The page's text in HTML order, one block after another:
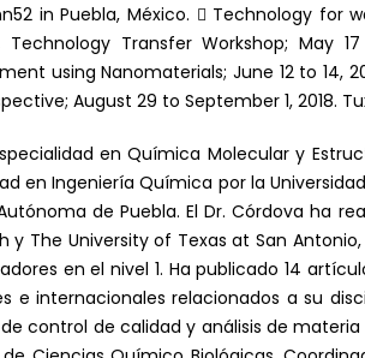
in Puebla, México.  Technology
Transfer Workshop; May 17
using Nanomaterials; June 12 to 14,
August 29 to September 1, 2018.
en Química Molecular y
en Ingeniería Química por la
de Puebla. El Dr. Córdova ha
The University of Texas at San
en el nivel 1. Ha publicado 14
e internacionales relacionados a su
control de calidad y análisis de materia